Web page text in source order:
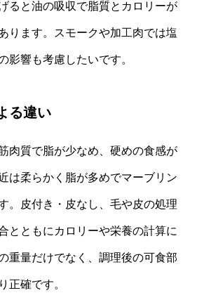
ると油の吸収で脂質とカロリーが
ります。スモークや加工肉では塩
影響も考慮したいです。
る違い
肉質で脂が少なめ、硬めの食感が
は柔らかく脂が多めでマーブリン
。皮付き・皮なし、毛や皮の処理
とともにカロリーや栄養の計算に
重量だけでなく、調理後の可食部
正確です。